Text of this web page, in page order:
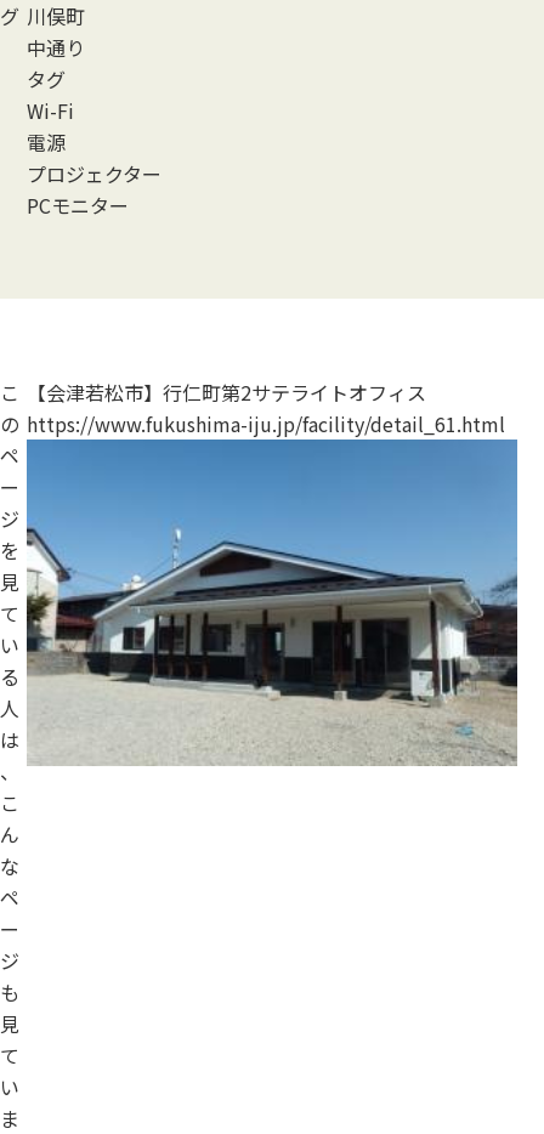
グ 川俣町
中通り
タグ
Wi-Fi
電源
プロジェクター
PCモニター
こ
の
ペ
ー
ジ
を
見
て
い
る
人
は
、
こ
ん
な
ペ
ー
ジ
も
見
て
い
ま
【会津若松市】行仁町第2サテライトオフィス
https://www.fukushima-iju.jp/facility/detail_61.html